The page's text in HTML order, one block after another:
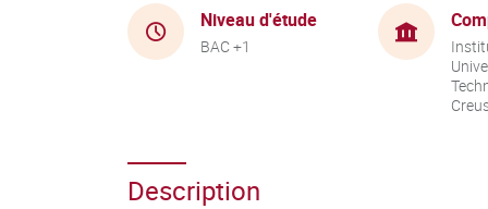
Niveau d'étude
BAC +1
Description